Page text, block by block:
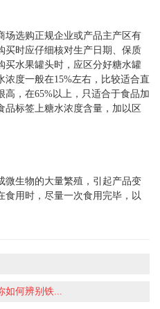
场选购正规企业或产品主产区有
买时应仔细核对生产日期、保质
买水果罐头时，应区分好糖水罐
度一般在15%左右，比较适合直
，在65%以上，只适合于食品加
品标签上糖水浓度含量，加以区
微生物的大量繁殖，引起产品变
食用时，尽量一次食用完毕，以
何辨别铁...